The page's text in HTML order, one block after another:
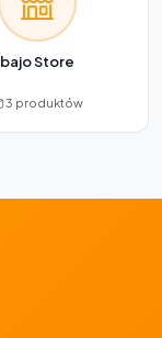
bajo Store
3 produktów